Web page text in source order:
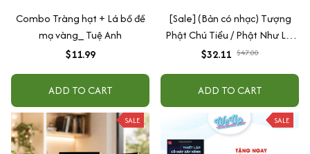
Combo Tràng hạt + Lá bồ đề
mạ vàng_ Tuệ Anh
$11.99
ADD TO CART
[Sale] (Bản có nhạc) Tượng
Phật Chú Tiểu / Phật Như Lai
Gõ Mõ Tụng Kinh Có 6 Bài
$32.11 $47.00
ADD TO CART
SALE SALE